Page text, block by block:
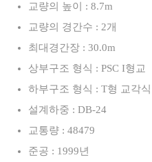
교량의 높이 : 8.7m
교량의 경간수 : 2개
최대경간장 : 30.0m
상부구조 형식 : PSC I형교
하부구조 형식 : T형 교각식
설계하중 : DB-24
교통량 : 48479
준공 : 1999년